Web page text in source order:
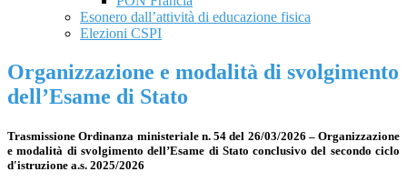
Esonero dall’attività di educazione fisica
Elezioni CSPI
Organizzazione e modalità di svolgimento
dell’Esame di Stato
Trasmissione Ordinanza ministeriale n. 54 del 26/03/2026 – Organizzazione
e modalità di svolgimento dell’Esame di Stato conclusivo del secondo ciclo
d'istruzione a.s. 2025/2026